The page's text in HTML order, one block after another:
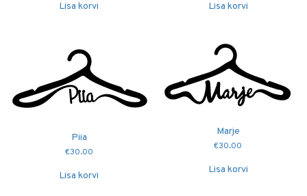
Lisa korvi Lisa korvi
Piia
€30.00
Lisa korvi
Marje
€30.00
Lisa korvi